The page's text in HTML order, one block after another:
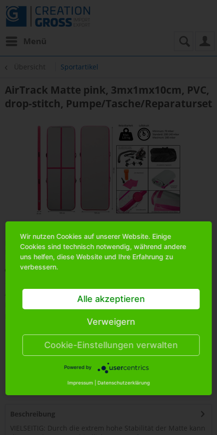
Menü
Übersicht Sportartikel
AirTrack Matte pink, 3mx1mx10cm, PVC,
drop-stitch, Pumpe/Tasche/Reparaturset
Bittemelden Sie sich an, um mehr Informationen über das
Produkt zu erhalten.
Merken
Artikel-Nr.:
6
1
251399 400711
Beschreibung
VIELSEITIG: Durch die extrem hohe Stabilität der Matte kann
Wir nutzen Cookies auf unserer Website. Einige
Cookies sind technisch notwendig, während andere
uns helfen, diese Website und Ihre Erfahrung zu
verbessern.
Alle akzeptieren
Verweigern
Cookie-Einstellungen verwalten
Powered by
Impressum Datenschutzerklärung